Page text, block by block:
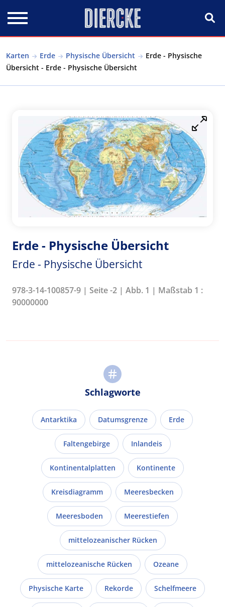
Karten Erde Physische Übersicht
Erde - Physische
Übersicht - Erde - Physische Übersicht
Erde - Physische Übersicht
Erde - Physische Übersicht
978-3-14-100857-9 | Seite -2 | Abb. 1 | Maßstab 1 :
90000000
Schlagworte
Antarktika Datumsgrenze Erde
Faltengebirge Inlandeis
Kontinentalplatten Kontinente
Kreisdiagramm Meeresbecken
Meeresboden Meerestiefen
mittelozeanischer Rücken
mittelozeanische Rücken Ozeane
Physische Karte Rekorde Schelfmeere